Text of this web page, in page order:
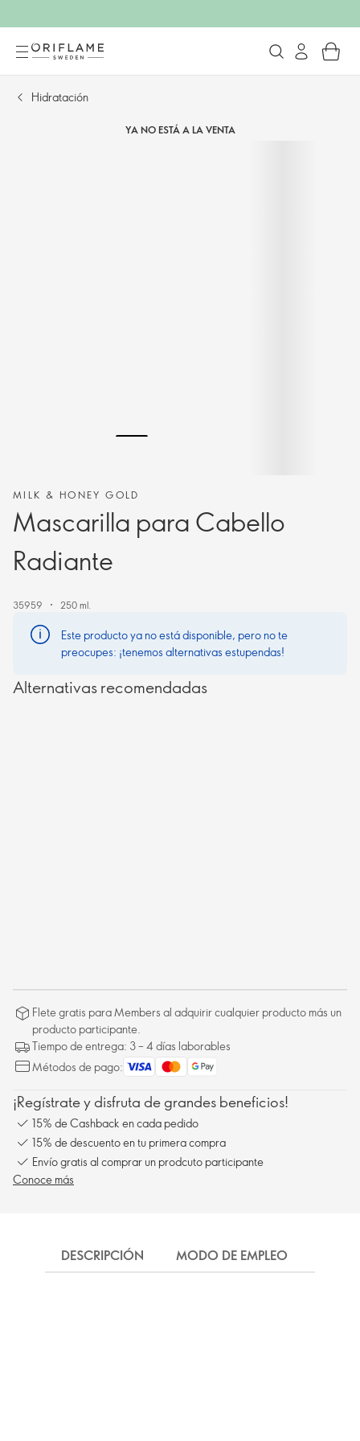
Hidratación
YA NO ESTÁ A LA VENTA
MILK & HONEY GOLD
Mascarilla para Cabello
Radiante
35959 250 ml.
Este producto ya no está disponible, pero no te
preocupes: ¡tenemos alternativas estupendas!
Alternativas recomendadas
Flete gratis para Members al adquirir cualquier producto más un
producto participante.
Tiempo de entrega: 3 – 4 días laborables
Métodos de pago:
¡Regístrate y disfruta de grandes beneficios!
15% de Cashback en cada pedido
15% de descuento en tu primera compra
Envío gratis al comprar un prodcuto participante
Conoce más
DESCRIPCIÓN MODO DE EMPLEO